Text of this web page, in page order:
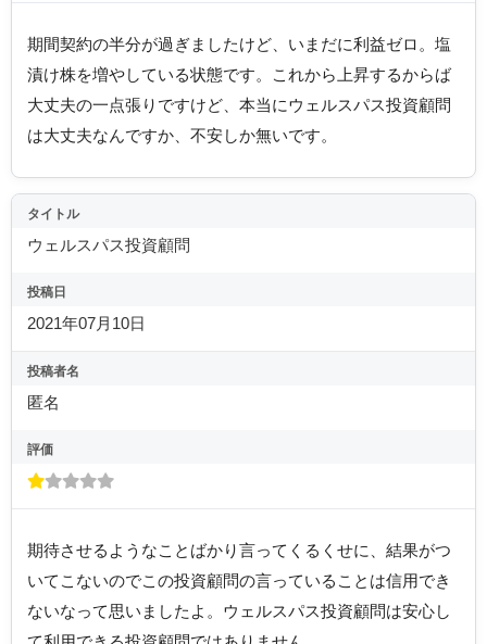
期間契約の半分が過ぎましたけど、いまだに利益ゼロ。塩
漬け株を増やしている状態です。これから上昇するからば
大丈夫の一点張りですけど、本当にウェルスパス投資顧問
は大丈夫なんですか、不安しか無いです。
タイトル
ウェルスパス投資顧問
投稿日
2021年07月10日
投稿者名
匿名
評価
期待させるようなことばかり言ってくるくせに、結果がつ
いてこないのでこの投資顧問の言っていることは信用でき
ないなって思いましたよ。ウェルスパス投資顧問は安心し